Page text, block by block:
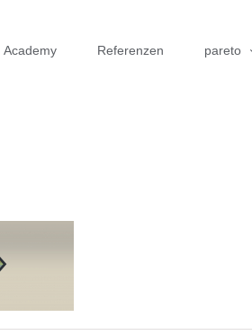
Academy Referenzen pareto